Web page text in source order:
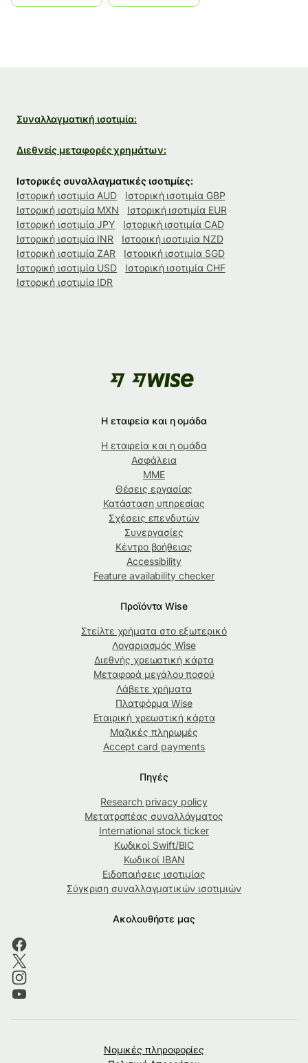
Συναλλαγματική ισοτιμία:
Διεθνείς μεταφορές χρημάτων:
Ιστορικές συναλλαγματικές ισοτιμίες:
Ιστορική ισοτιμία AUD
Ιστορική ισοτιμία GBP
Ιστορική ισοτιμία MXN
Ιστορική ισοτιμία EUR
Ιστορική ισοτιμία JPY
Ιστορική ισοτιμία CAD
Ιστορική ισοτιμία INR
Ιστορική ισοτιμία NZD
Ιστορική ισοτιμία ZAR
Ιστορική ισοτιμία SGD
Ιστορική ισοτιμία USD
Ιστορική ισοτιμία CHF
Ιστορική ισοτιμία IDR
Η εταιρεία και η ομάδα
Η εταιρεία και η ομάδα
Ασφάλεια
ΜΜΕ
Θέσεις εργασίας
Κατάσταση υπηρεσίας
Σχέσεις επενδυτών
Συνεργασίες
Κέντρο βοήθειας
Accessibility
Feature availability checker
Προϊόντα Wise
Στείλτε χρήματα στο εξωτερικό
Λογαριασμός Wise
Διεθνής χρεωστική κάρτα
Μεταφορά μεγάλου ποσού
Λάβετε χρήματα
Πλατφόρμα Wise
Εταιρική χρεωστική κάρτα
Μαζικές πληρωμές
Accept card payments
Πηγές
Research privacy policy
Μετατροπέας συναλλάγματος
International stock ticker
Κωδικοί Swift/BIC
Κωδικοί IBAN
Ειδοποιήσεις ισοτιμίας
Σύγκριση συναλλαγματικών ισοτιμιών
Ακολουθήστε μας
Νομικές πληροφορίες